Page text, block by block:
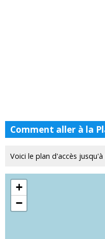
Comment aller à la
Voici le plan d'accès
+
−